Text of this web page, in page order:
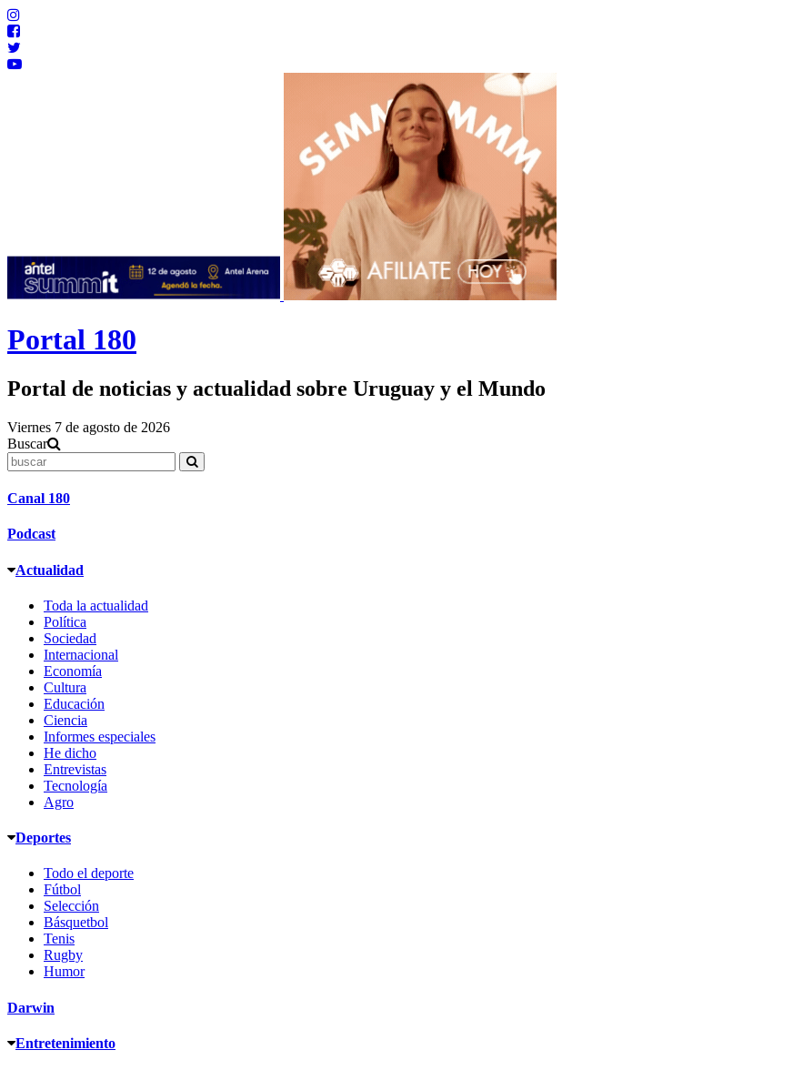
Portal 180
Portal de noticias y actualidad sobre Uruguay y el Mundo
Viernes 7 de agosto de 2026
Buscar
Canal 180
Podcast
Actualidad
Toda la actualidad
Política
Sociedad
Internacional
Economía
Cultura
Educación
Ciencia
Informes especiales
He dicho
Entrevistas
Tecnología
Agro
Deportes
Todo el deporte
Fútbol
Selección
Básquetbol
Tenis
Rugby
Humor
Darwin
Entretenimiento